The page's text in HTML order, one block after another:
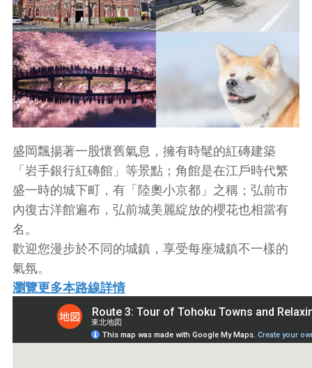
盛岡飄揚著一股懷舊氣息，擁有時髦的紅磚建築
「岩手銀行紅磚館」等景點；角館是在江戶時代繁
盛一時的城下町，有「陸奧小京都」之稱；弘前市
內復古洋館遍布，弘前城美麗綻放的櫻花也相當有
名。
歡迎您漫步於不同的城鎮，享受每座城鎮不一樣的
氣氛。
瀏覽更多本路線詳情